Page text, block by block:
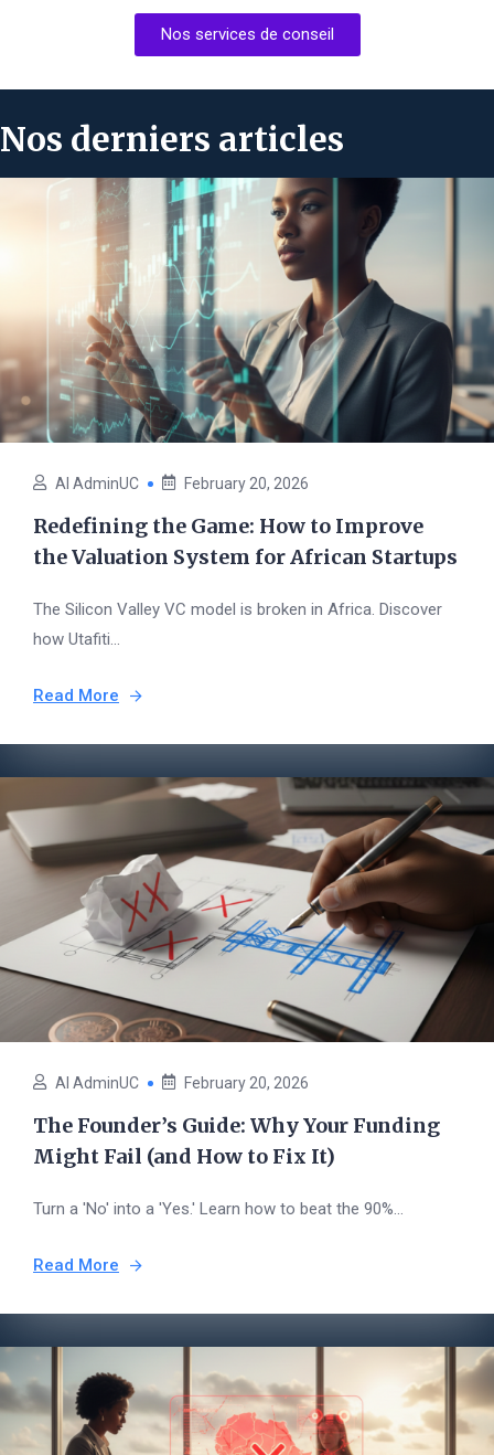
Nos services de conseil
Nos derniers articles
AI AdminUC February 20, 2026
Redefining the Game: How to Improve
the Valuation System for African Startups
The Silicon Valley VC model is broken in Africa. Discover
how Utafiti...
Read More
AI AdminUC February 20, 2026
The Founder’s Guide: Why Your Funding
Might Fail (and How to Fix It)
Turn a 'No' into a 'Yes.' Learn how to beat the 90%...
Read More